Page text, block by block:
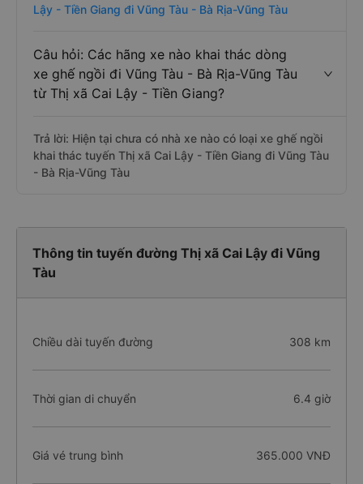
Lậy - Tiền Giang đi Vũng Tàu - Bà Rịa-Vũng Tàu
Câu hỏi: Các hãng xe nào khai thác dòng
xe ghế ngồi đi Vũng Tàu - Bà Rịa-Vũng Tàu
từ Thị xã Cai Lậy - Tiền Giang?
Trả lời: Hiện tại chưa có nhà xe nào có loại xe ghế ngồi
khai thác tuyến Thị xã Cai Lậy - Tiền Giang đi Vũng Tàu
- Bà Rịa-Vũng Tàu
Thông tin tuyến đường Thị xã Cai Lậy đi Vũng
Tàu
Chiều dài tuyến đường 308 km
Thời gian di chuyển 6.4 giờ
Giá vé trung bình 365.000 VNĐ